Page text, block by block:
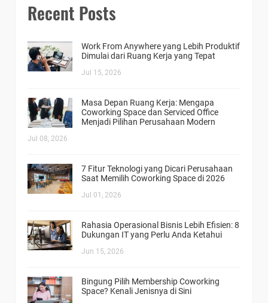
Recent Posts
Work From Anywhere yang Lebih Produktif
Dimulai dari Ruang Kerja yang Tepat
Jul 15, 2026
Masa Depan Ruang Kerja: Mengapa
Coworking Space dan Serviced Office
Menjadi Pilihan Perusahaan Modern
Jul 08, 2026
7 Fitur Teknologi yang Dicari Perusahaan
Saat Memilih Coworking Space di 2026
Jul 01, 2026
Rahasia Operasional Bisnis Lebih Efisien: 8
Dukungan IT yang Perlu Anda Ketahui
Jun 15, 2026
Bingung Pilih Membership Coworking
Space? Kenali Jenisnya di Sini